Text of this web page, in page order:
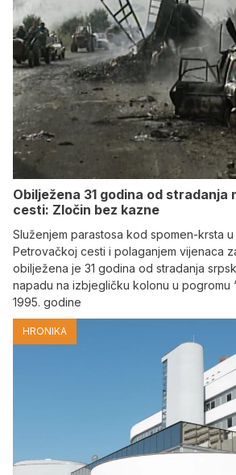
Obilježena 31 godina od stradanja
cesti: Zločin bez kazne
Služenjem parastosa kod spomen-krsta u
Petrovačkoj cesti i polaganjem vijenaca
obilježena je 31 godina od stradanja
napadu na izbjegličku kolonu u pogromu
1995. godine
HRONIKA